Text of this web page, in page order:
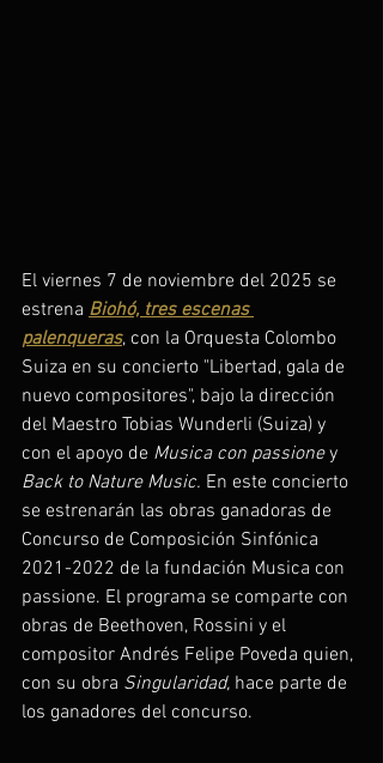
El viernes 7 de noviembre del 2025 se
estrena Biohó, tres escenas
palenqueras, con la Orquesta Colombo
Suiza en su concierto "Libertad, gala de
nuevo compositores", bajo la dirección
del Maestro Tobias Wunderli (Suiza) y
con el apoyo de Musica con passione y
Back to Nature Music. En este concierto
se estrenarán las obras ganadoras de
Concurso de Composición Sinfónica
2021-2022 de la fundación Musica con
passione. El programa se comparte con
obras de Beethoven, Rossini y el
compositor Andrés Felipe Poveda quien,
con su obra Singularidad, hace parte de
los ganadores del concurso.